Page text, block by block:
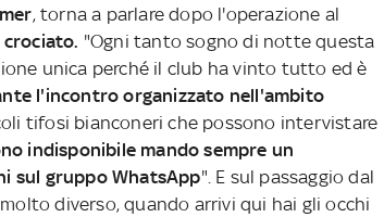
, torna a parlare dopo l'operazione al
"Ogni tanto sogno di notte questa
unica perché il club ha vinto tutto ed è
l'incontro organizzato nell'ambito
tifosi bianconeri che possono intervistare
indisponibile mando sempre un
sul gruppo WhatsApp". E sul passaggio dal
diverso, quando arrivi qui hai gli occhi